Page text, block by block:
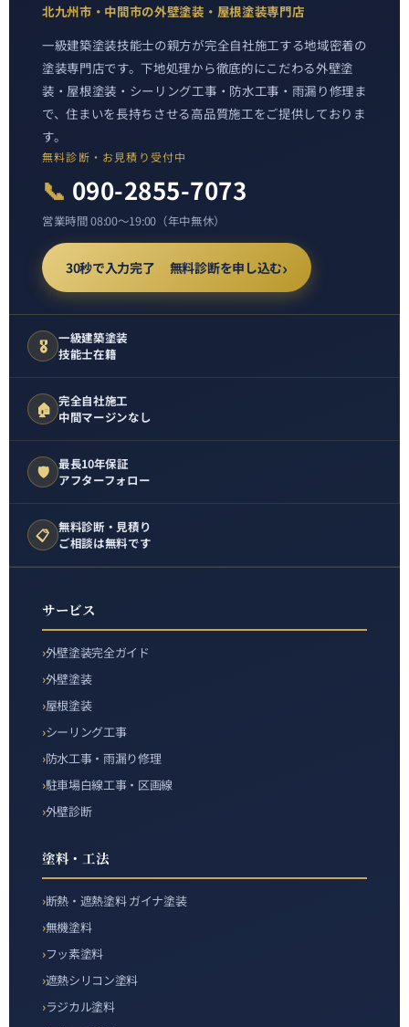
北九州市・中間市の外壁塗装・屋根塗装専門店
一級建築塗装技能士の親方が完全自社施工する地域密着の
塗装専門店です。下地処理から徹底的にこだわる外壁塗
装・屋根塗装・シーリング工事・防水工事・雨漏り修理ま
で、住まいを長持ちさせる高品質施工をご提供しておりま
す。
無料診断・お見積り受付中
📞 090-2855-7073
営業時間 08:00〜19:00（年中無休）
30秒で入力完了 無料診断を申し込む
🎖️
一級建築塗装
技能士在籍
🏠 完全自社施工
中間マージンなし
🛡️ 最長10年保証
アフターフォロー
📋 無料診断・見積り
ご相談は無料です
サービス
外壁塗装完全ガイド
外壁塗装
屋根塗装
シーリング工事
防水工事・雨漏り修理
駐車場白線工事・区画線
外壁診断
塗料・工法
断熱・遮熱塗料 ガイナ塗装
無機塗料
フッ素塗料
遮熱シリコン塗料
ラジカル塗料